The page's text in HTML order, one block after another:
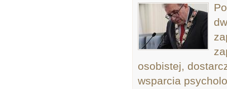
osobistej,
wsparcia